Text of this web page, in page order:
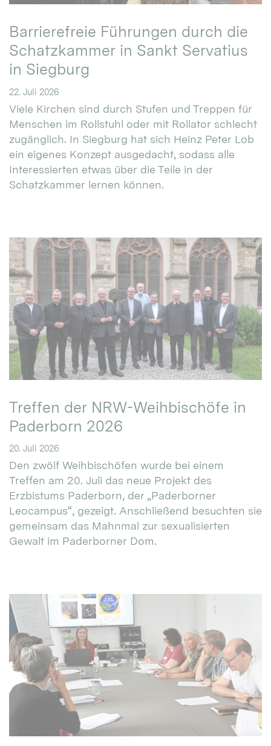
Barrierefreie Führungen durch die
Schatzkammer in Sankt Servatius
in Siegburg
22. Juli 2026
Viele Kirchen sind durch Stufen und Treppen für
Menschen im Rollstuhl oder mit Rollator schlecht
zugänglich. In Siegburg hat sich Heinz Peter Lob
ein eigenes Konzept ausgedacht, sodass alle
Interessierten etwas über die Teile in der
Schatzkammer lernen können.
Treffen der NRW-Weihbischöfe in
Paderborn 2026
20. Juli 2026
Den zwölf Weihbischöfen wurde bei einem
Treffen am 20. Juli das neue Projekt des
Erzbistums Paderborn, der „Paderborner
Leocampus“, gezeigt. Anschließend besuchten sie
gemeinsam das Mahnmal zur sexualisierten
Gewalt im Paderborner Dom.